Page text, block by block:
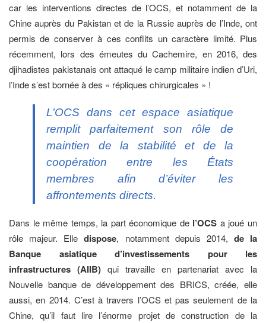
car les interventions directes de l’OCS, et notamment de la
Chine auprès du Pakistan et de la Russie auprès de l’Inde, ont
permis de conserver à ces conflits un caractère limité. Plus
récemment, lors des émeutes du Cachemire, en 2016, des
djihadistes pakistanais ont attaqué le camp militaire indien d’Uri,
l’Inde s’est bornée à des « répliques chirurgicales » !
L’OCS dans cet espace asiatique
remplit parfaitement son rôle de
maintien de la stabilité et de la
coopération entre les États
membres afin d’éviter les
affrontements directs.
Dans le même temps, la part économique de l’OCS a joué un
rôle majeur. Elledispose, notamment depuis 2014, de la
Banque asiatique d’investissements pour les
infrastructures (AIIB) qui travaille en partenariat avec la
Nouvelle banque de développement des BRICS, créée, elle
aussi, en 2014. C’est à travers l’OCS et pas seulement de la
Chine, qu’il faut lire l’énorme projet de construction de la